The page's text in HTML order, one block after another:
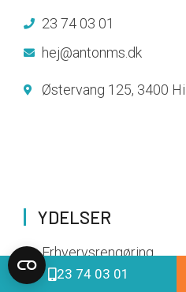
23 74 03 01
23 74 03 01
hej@antonms.dk
Østervang 125, 3400
YDELSER
Erhvervsrengøring
Haveservice